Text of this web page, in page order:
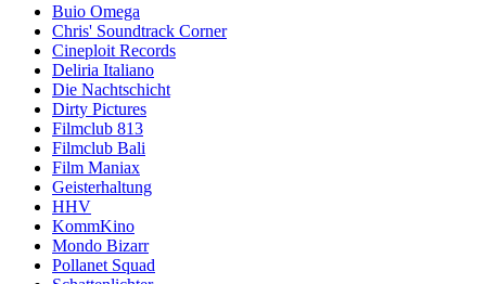
Buio Omega
Chris' Soundtrack Corner
Cineploit Records
Deliria Italiano
Die Nachtschicht
Dirty Pictures
Filmclub 813
Filmclub Bali
Film Maniax
Geisterhaltung
HHV
KommKino
Mondo Bizarr
Pollanet Squad